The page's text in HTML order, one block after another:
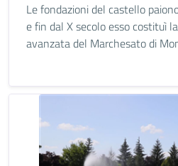
Le fondazioni del castello
e fin dal X secolo esso costituì
avanzata del Marchesato di